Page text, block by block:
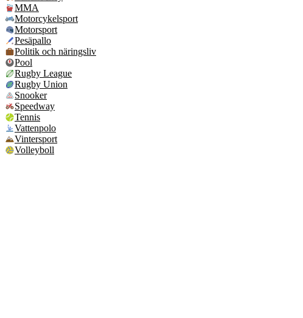
MMA
Motorcykelsport
Motorsport
Pesäpallo
Politik och näringsliv
Pool
Rugby League
Rugby Union
Snooker
Speedway
Tennis
Vattenpolo
Vintersport
Volleyboll